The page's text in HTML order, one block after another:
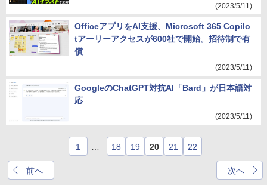
(2023/5/11)
OfficeアプリをAI支援、Microsoft 365 Copilo
tアーリーアクセスが600社で開始。招待制で有
償
(2023/5/11)
GoogleのChatGPT対抗AI「Bard」が日本語対
応
(2023/5/11)
前へ
1 18 19 20 21 22
次へ